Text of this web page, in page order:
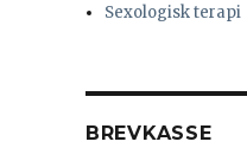
Sexologisk terapi
BREVKASSE